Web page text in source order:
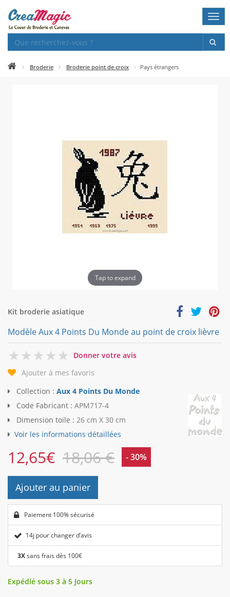
Broderie Broderie point de croix Pays étrangers
Tap to expand
Kit broderie asiatique
Modèle Aux 4 Points Du Monde au point de croix lièvre
0
Donner votre avis
Ajouter à mes favoris
Collection : Aux 4 Points Du Monde
Code Fabricant : APM717-4
Dimension toile : 26 cm X 30 cm
Voir les informations détaillées
12,65€ 18,06 € - 30%
Ajouter au panier
Paiement 100% sécurisé
14j pour changer d’avis
3Xsans frais dès 100€
Expédié sous 3 à 5 Jours